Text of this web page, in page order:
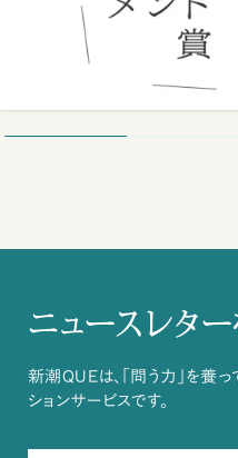
ニュースレタ
新潮QUEは、「問う力」を養
ションサービスです。